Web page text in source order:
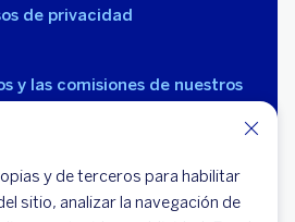
y de terceros para habilitar
sitio, analizar la navegación de
de privacidad
y las comisiones de nuestros